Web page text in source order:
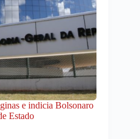
e indicia Bolsonaro
Estado